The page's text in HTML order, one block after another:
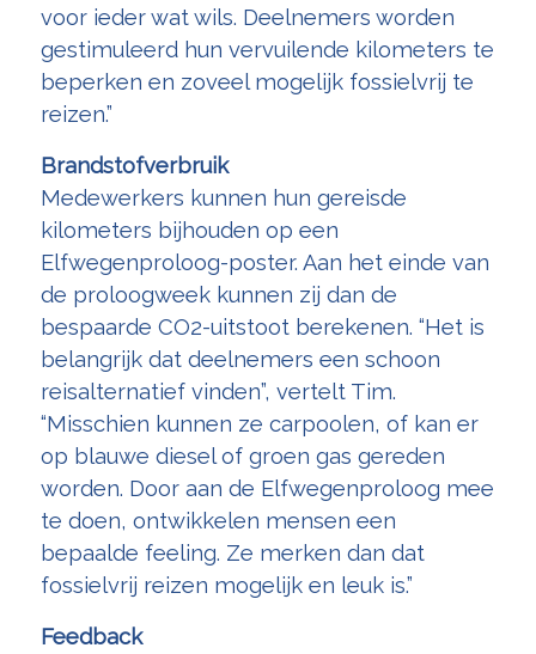
voor ieder wat wils. Deelnemers worden
gestimuleerd hun vervuilende kilometers te
beperken en zoveel mogelijk fossielvrij te
reizen.”
Brandstofverbruik
Medewerkers kunnen hun gereisde
kilometers bijhouden op een
Elfwegenproloog-poster. Aan het einde van
de proloogweek kunnen zij dan de
bespaarde CO2-uitstoot berekenen. “Het is
belangrijk dat deelnemers een schoon
reisalternatief vinden”, vertelt Tim.
“Misschien kunnen ze carpoolen, of kan er
op blauwe diesel of groen gas gereden
worden. Door aan de Elfwegenproloog mee
te doen, ontwikkelen mensen een
bepaalde feeling. Ze merken dan dat
fossielvrij reizen mogelijk en leuk is.”
Feedback